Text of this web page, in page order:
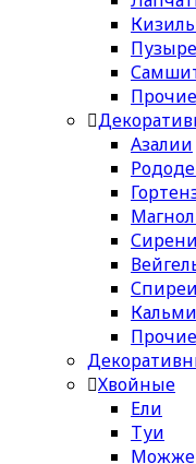
Азалии
Сирени
Спиреи
Прочие
Хвойные
Ели
Туи